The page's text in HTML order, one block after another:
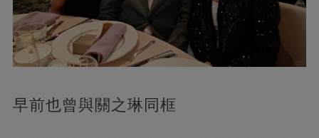
早前也曾與關之琳同框